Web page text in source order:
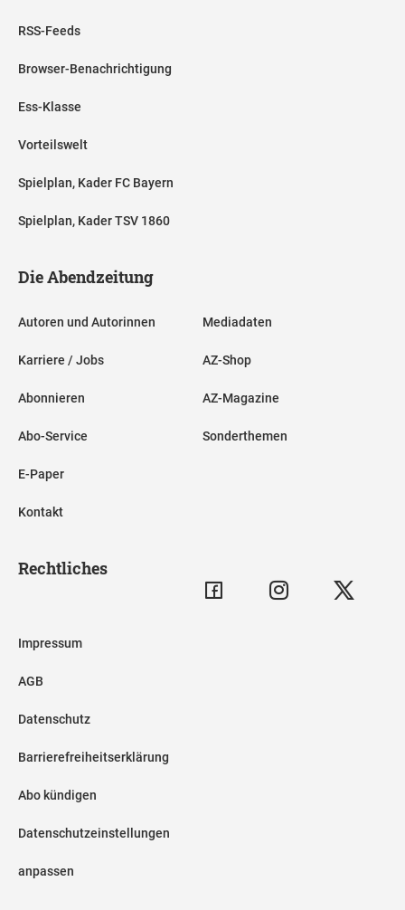
RSS-Feeds
Browser-Benachrichtigung
Ess-Klasse
Vorteilswelt
Spielplan, Kader FC Bayern
Spielplan, Kader TSV 1860
Die Abendzeitung
Autoren und Autorinnen
Karriere / Jobs
Abonnieren
Abo-Service
E-Paper
Kontakt
Mediadaten
AZ-Shop
AZ-Magazine
Sonderthemen
Rechtliches
Impressum
AGB
Datenschutz
Barrierefreiheitserklärung
Abo kündigen
Datenschutzeinstellungen
anpassen